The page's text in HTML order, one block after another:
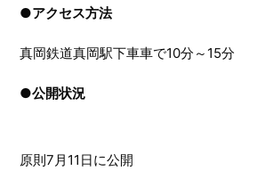
●アクセス方法
真岡鉄道真岡駅下車車で10分～15分
●公開状況
原則7月11日に公開